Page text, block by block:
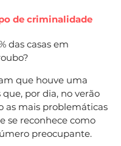
de criminalidade
das casas em
que houve uma
que, por dia, no verão
as mais problemáticas
se reconhece como
preocupante.